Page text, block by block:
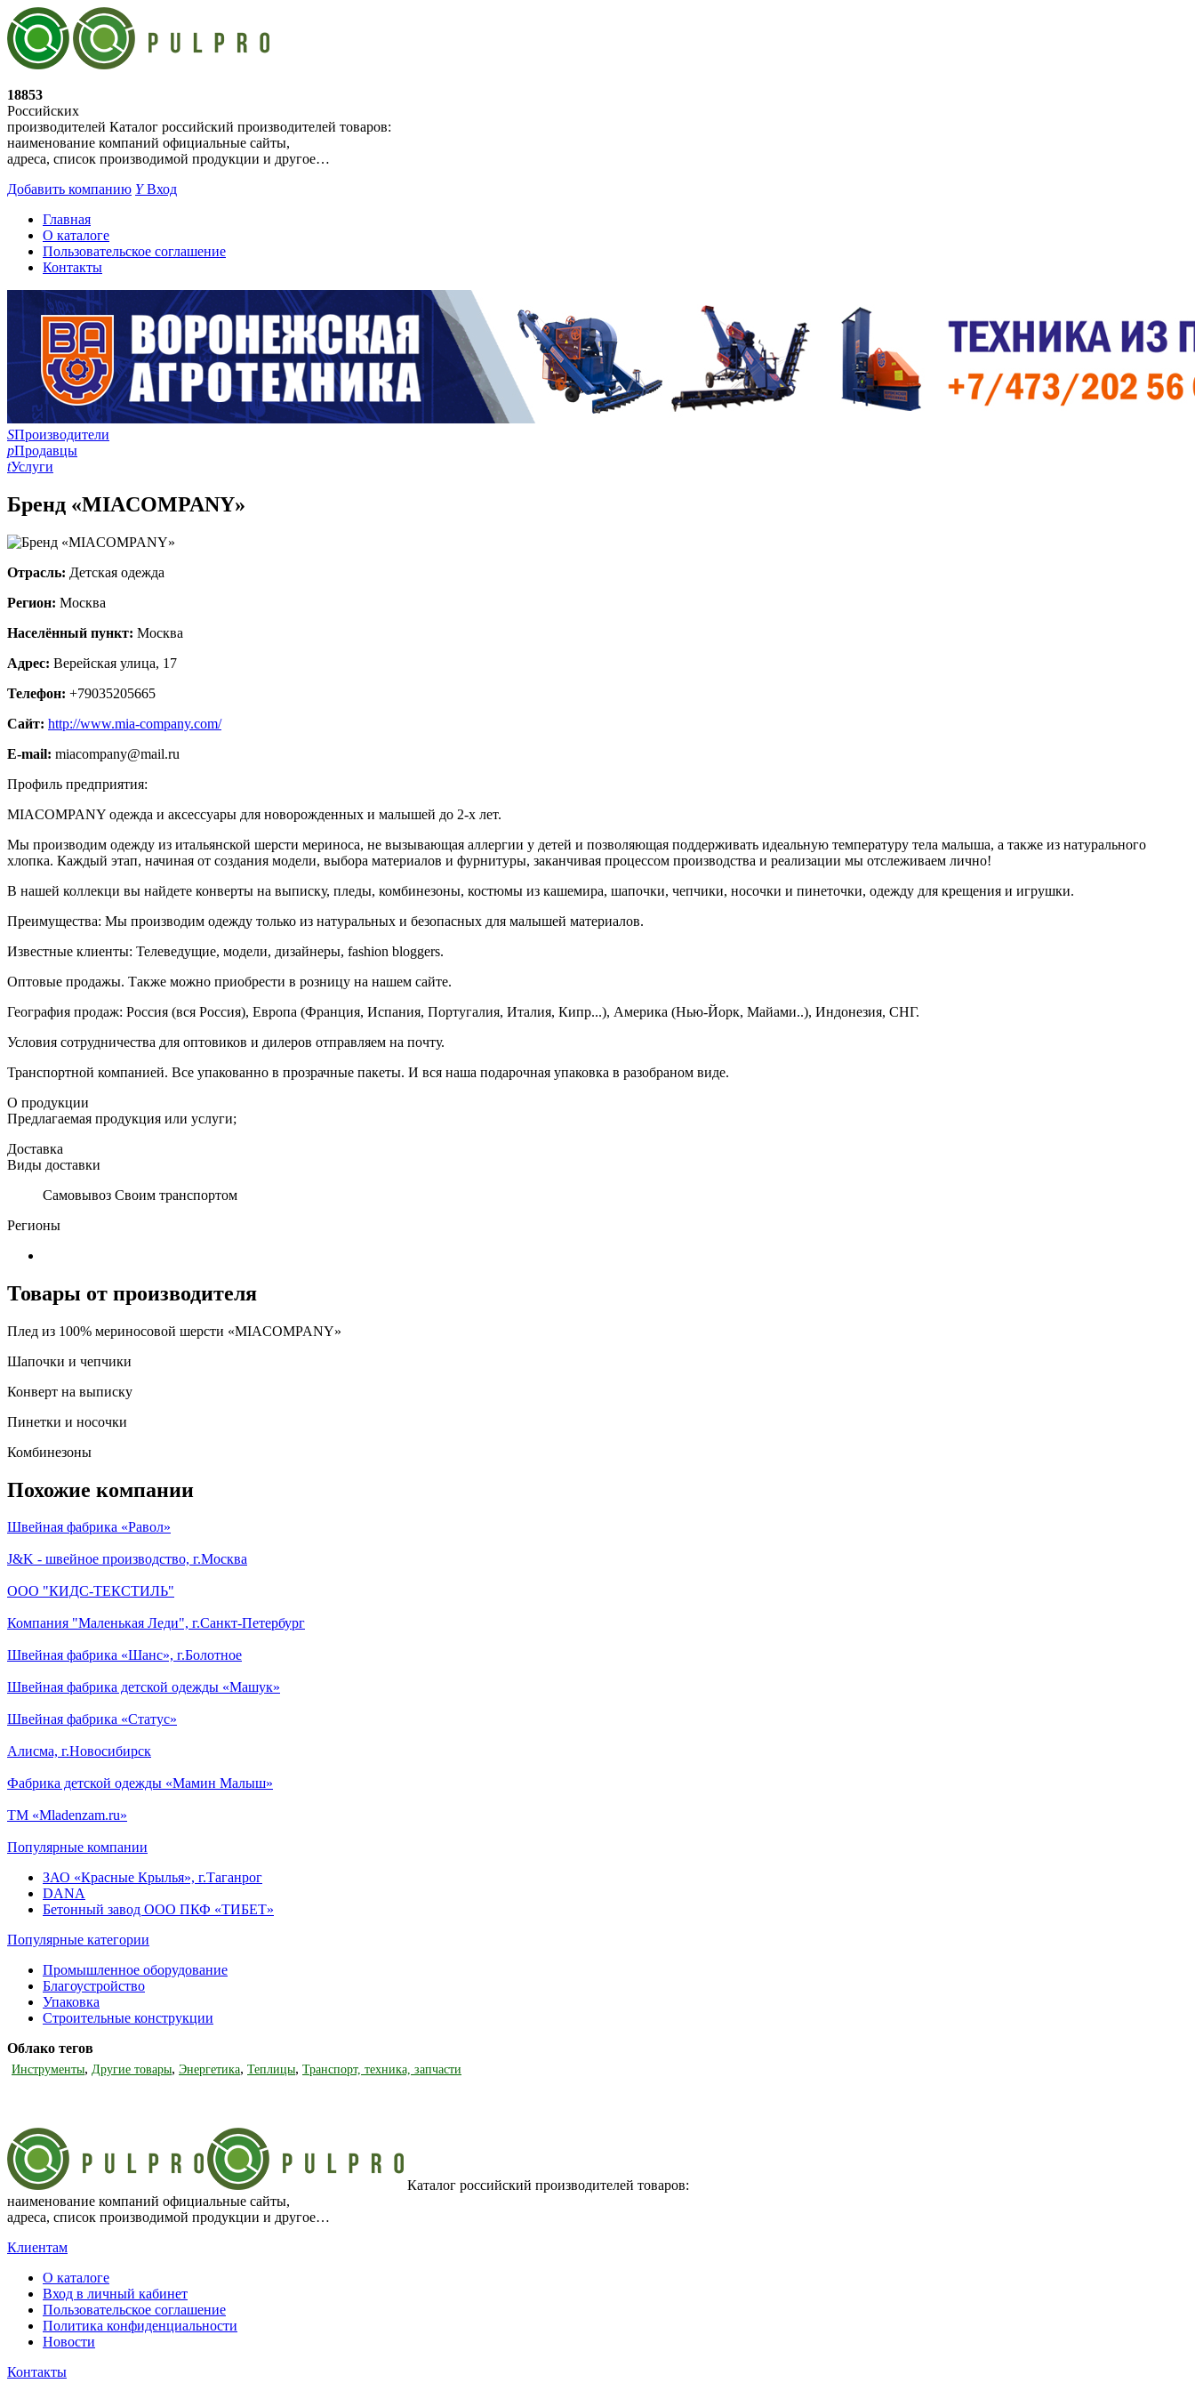
18853
Российских
производителей Каталог российский производителей товаров:
наименование компаний официальные сайты,
адреса, список производимой продукции и другое…
Добавить компанию YВход
Главная
О каталоге
Пользовательское соглашение
Контакты
SПроизводители
pПродавцы
tУслуги
Бренд «MIACOMPANY»
Отрасль: Детская одежда
Регион: Москва
Населённый пункт: Москва
Адрес: Верейская улица, 17
Телефон: +79035205665
Сайт: http://www.mia-company.com/
E-mail: miacompany@mail.ru
Профиль предприятия:
MIACOMPANY одежда и аксессуары для новорожденных и малышей до 2-х лет.
Мы производим одежду из итальянской шерсти мериноса, не вызывающая аллергии у детей и позволяющая поддерживать идеальную температуру тела малыша, а также из натурального
хлопка. Каждый этап, начиная от создания модели, выбора материалов и фурнитуры, заканчивая процессом производства и реализации мы отслеживаем лично!
В нашей коллекци вы найдете конверты на выписку, пледы, комбинезоны, костюмы из кашемира, шапочки, чепчики, носочки и пинеточки, одежду для крещения и игрушки.
Преимущества: Мы производим одежду только из натуральных и безопасных для малышей материалов.
Известные клиенты: Телеведущие, модели, дизайнеры, fashion bloggers.
Оптовые продажы. Также можно приобрести в розницу на нашем сайте.
География продаж: Россия (вся Россия), Европа (Франция, Испания, Португалия, Италия, Кипр...), Америка (Нью-Йорк, Майами..), Индонезия, СНГ.
Условия сотрудничества для оптовиков и дилеров отправляем на почту.
Транспортной компанией. Все упакованно в прозрачные пакеты. И вся наша подарочная упаковка в разобраном виде.
О продукции
Предлагаемая продукция или услуги;
Доставка
Виды доставки
Самовывоз Своим транспортом
Регионы
Товары от производителя
Плед из 100% мериносовой шерсти «MIACOMPANY»
Шапочки и чепчики
Конверт на выписку
Пинетки и носочки
Комбинезоны
Похожие компании
Швейная фабрика «Равол»
J&K - швейное производство, г.Москва
ООО "КИДС-ТЕКСТИЛЬ"
Компания "Маленькая Леди", г.Санкт-Петербург
Швейная фабрика «Шанс», г.Болотное
Швейная фабрика детской одежды «Машук»
Швейная фабрика «Статус»
Алисма, г.Новосибирск
Фабрика детской одежды «Мамин Малыш»
ТМ «Mladenzam.ru»
Популярные компании
ЗАО «Красные Крылья», г.Таганрог
DANA
Бетонный завод ООО ПКФ «ТИБЕТ»
Популярные категории
Промышленное оборудование
Благоустройство
Упаковка
Строительные конструкции
Облако тегов
Инструменты, Другие товары, Энергетика, Теплицы, Транспорт, техника, запчасти
Каталог российский производителей товаров:
наименование компаний официальные сайты,
адреса, список производимой продукции и другое…
Клиентам
О каталоге
Вход в личный кабинет
Пользовательское соглашение
Политика конфиденциальности
Новости
Контакты